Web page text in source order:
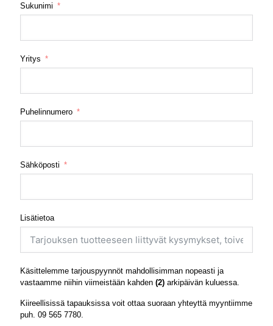
Sukunimi
Yritys
Puhelinnumero
Sähköposti
Lisätietoa
Käsittelemme tarjouspyynnöt mahdollisimman nopeasti ja
vastaamme niihin viimeistään kahden (2) arkipäivän kuluessa.
Kiireellisissä tapauksissa voit ottaa suoraan yhteyttä myyntiimme
puh. 09 565 7780